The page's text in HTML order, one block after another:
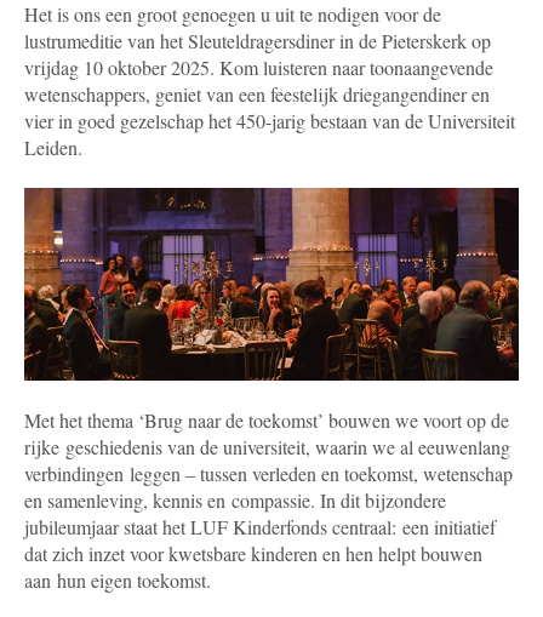
Het is ons een groot genoegen u uit te nodigen voor de
lustrumeditie van het Sleuteldragersdiner in de Pieterskerk op
vrijdag 10 oktober 2025. Kom luisteren naar toonaangevende
wetenschappers, geniet van een feestelijk driegangendiner en
vier in goed gezelschap het 450-jarig bestaan van de Universiteit
Leiden.
Met het thema ‘Brug naar de toekomst’ bouwen we voort op de
rijke geschiedenis van de universiteit, waarin we al eeuwenlang
verbindingen leggen – tussen verleden en toekomst, wetenschap
en samenleving, kennis en compassie. In dit bijzondere
jubileumjaar staat het LUF Kinderfonds centraal: een initiatief
dat zich inzet voor kwetsbare kinderen en hen helpt bouwen
aan hun eigen toekomst.